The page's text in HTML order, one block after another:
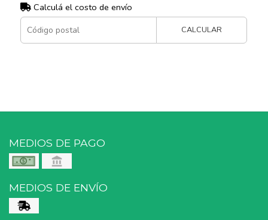
Calculá el costo de envío
CALCULAR
MEDIOS DE PAGO
MEDIOS DE ENVÍO